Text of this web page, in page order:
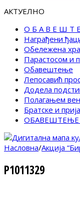
АКТУЕЛНО
О Б А В Е Ш Т
Награђени
Обележена
Парастосом и
Обавештење
Лепосавић
Додела
Полагањем
Братске и
ОБАВЕШТЕЊЕ
Насловна/Акција
P1011329